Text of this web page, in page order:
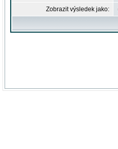
Zobrazit výsledek jako: